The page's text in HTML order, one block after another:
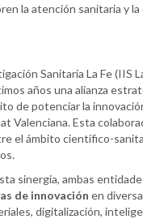
la atención sanitaria y la
Sanitaria La Fe (IIS
años una alianza
de potenciar la
Valenciana. Esta
el ámbito científico-
sinergia, ambas
de innovación en
digitalización,